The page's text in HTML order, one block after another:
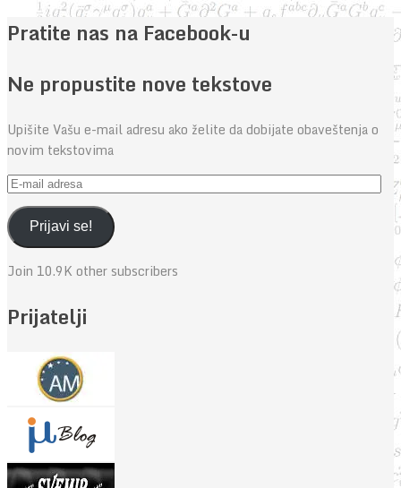
Pratite nas na Facebook-u
Ne propustite nove tekstove
Upišite Vašu e-mail adresu ako želite da dobijate obaveštenja o
novim tekstovima
E-
mail
adresaPrijavi se!
Join 10.9K other subscribers
Prijatelji